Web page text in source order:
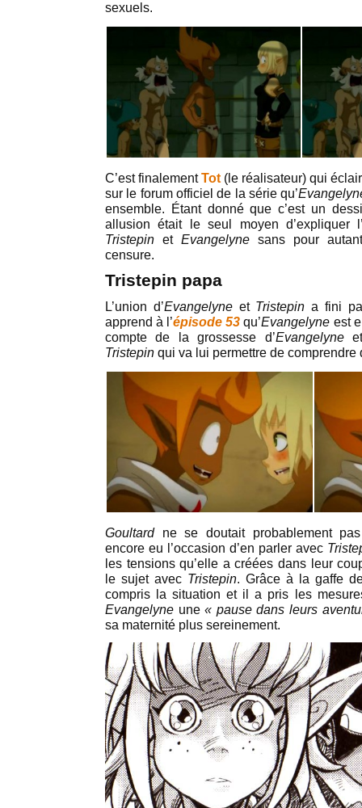
sexuels.
C’est finalementTot (le réalisateur) qui
sur le forum officiel de la série qu’
ensemble. Étant donné que c’est un
allusion était le seul moyen d’expliquer
Tristepin et Evangelyne sans pour
censure.
Tristepin papa
L’union d’Evangelyneet Tristepin a fini
apprend à l’épisode 53 qu’Evangelyne est
compte de la grossesse d’Evangelyneet
Tristepin qui va lui permettre de comprendre
Goultardne se doutait probablement pas
encore eu l’occasion d’en parler avec
les tensions qu’elle a créées dans leur
le sujet avec Tristepin. Grâce à la gaffe
compris la situation et il a pris les
Evangelyne une« pause dans leurs
sa maternité plus sereinement.